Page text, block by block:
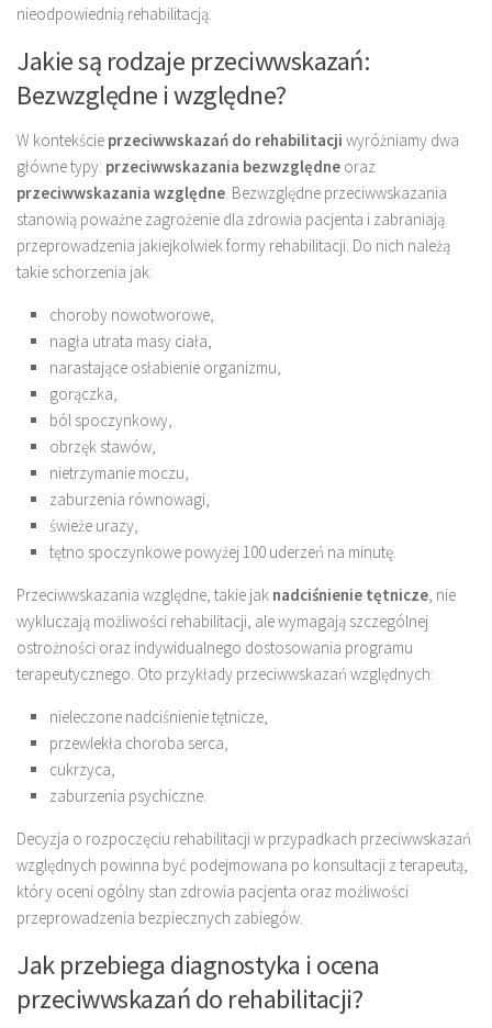
nieodpowiednią rehabilitacją.
Jakie są rodzaje przeciwwskazań:
Bezwzględne i względne?
W kontekście przeciwwskazań do rehabilitacji wyróżniamy dwa
główne typy: przeciwwskazania bezwzględne oraz
przeciwwskazania względne. Bezwzględne przeciwwskazania
stanowią poważne zagrożenie dla zdrowia pacjenta i zabraniają
przeprowadzenia jakiejkolwiek formy rehabilitacji. Do nich należą
takie schorzenia jak:
choroby nowotworowe,
nagła utrata masy ciała,
narastające osłabienie organizmu,
gorączka,
ból spoczynkowy,
obrzęk stawów,
nietrzymanie moczu,
zaburzenia równowagi,
świeże urazy,
tętno spoczynkowe powyżej 100 uderzeń na minutę.
Przeciwwskazania względne, takie jak nadciśnienie tętnicze, nie
wykluczają możliwości rehabilitacji, ale wymagają szczególnej
ostrożności oraz indywidualnego dostosowania programu
terapeutycznego. Oto przykłady przeciwwskazań względnych:
nieleczone nadciśnienie tętnicze,
przewlekła choroba serca,
cukrzyca,
zaburzenia psychiczne.
Decyzja o rozpoczęciu rehabilitacji w przypadkach przeciwwskazań
względnych powinna być podejmowana po konsultacji z terapeutą,
który oceni ogólny stan zdrowia pacjenta oraz możliwości
przeprowadzenia bezpiecznych zabiegów.
Jak przebiega diagnostyka i ocena
przeciwwskazań do rehabilitacji?